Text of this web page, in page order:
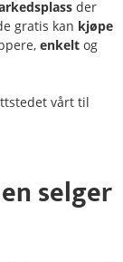
der
gratis kan kjøpe
enkelt og
vårt til
selger